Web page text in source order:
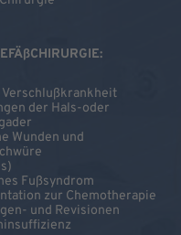
der Hals-oder
Wunden und
Fußsyndrom
zur Chemotherapie
und Revisionen